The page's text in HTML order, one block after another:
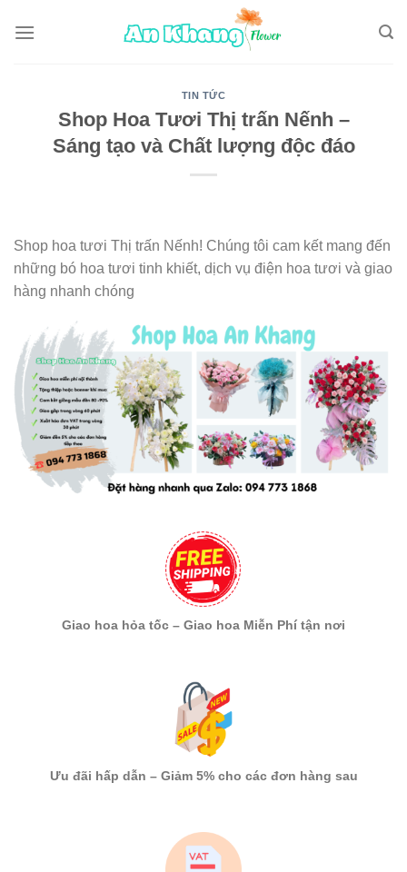
TIN TỨC
Shop Hoa Tươi Thị trấn Nếnh –
Sáng tạo và Chất lượng độc đáo
Shop hoa tươi Thị trấn Nếnh! Chúng tôi cam kết mang đến
những bó hoa tươi tinh khiết, dịch vụ điện hoa tươi và giao
hàng nhanh chóng
Giao hoa hỏa tốc – Giao hoa Miễn Phí tận nơi
Ưu đãi hấp dẫn – Giảm 5% cho các đơn hàng sau